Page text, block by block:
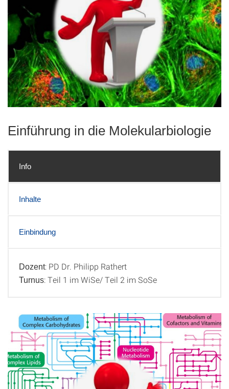
Einführung in die Molekularbiologie
Info
Inhalte
Einbindung
Info
Dozent: PD Dr. Philipp Rathert
Turnus: Teil 1 im WiSe/ Teil 2 im SoSe